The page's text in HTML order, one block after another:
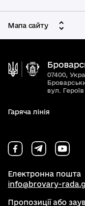
Мапа сайту
07400,
вул.
Гаряча лінія
Електронна пошта
info@brovary-
Пропозиції або